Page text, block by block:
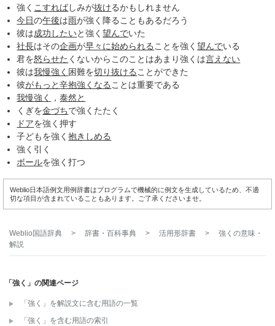
強く こすればしみが抜けるかもしれません
今日の午後は雨が強く降ることもあるだろう
彼は成功したいと強く望んでいた
社長はその企画が早々に始められる ことを強く望んでいる
君を怒らせた くないからこのことはあまり強くは言えない
彼は我慢強く 困難を切り抜ける ことができた
彼がもっと辛抱強くなる ことは重要である
我慢強く
，泰然と
くぎを金づちで強くたたく
ドアを強く押す
子どもを強く抱きしめる
強く引く
ボールを強く打つ
Weblio日本語例文用例辞書はプログラムで機械的に例文を生成しているため、不適
切な項目が含まれていることもあります。ご了承くださいませ。
Weblio国語辞典 > 辞書・百科事典 > 活用形辞書 > 強く の意味・
解説
「強く」の関連ページ
「強く」を解説文に含む用語の一覧
「強く」を含む用語の索引